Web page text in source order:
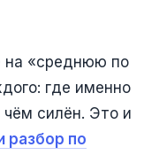
на «среднюю по
где именно
чём силён. Это и
разбор по